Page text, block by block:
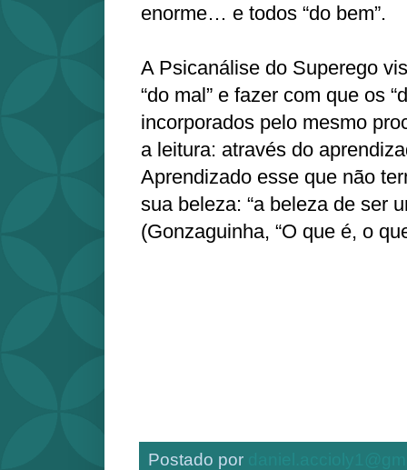
enorme… e todos “do bem”.
A Psicanálise do Superego
“do mal” e fazer com que os
incorporados pelo mesmo
a leitura: através do
Aprendizado esse que não
sua beleza: “a beleza de ser
(Gonzaguinha, “O que é, o
Postado por